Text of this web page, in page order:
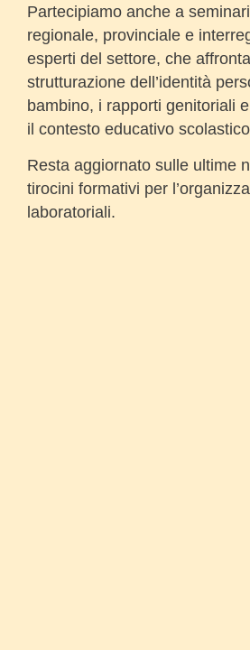
Partecipiamo anche a
regionale, provinciale e
esperti del settore, che
strutturazione dell’identità
bambino, i rapporti genitoriali
il contesto educativo
Resta aggiornato sulle ultime
tirocini formativi per
laboratoriali.